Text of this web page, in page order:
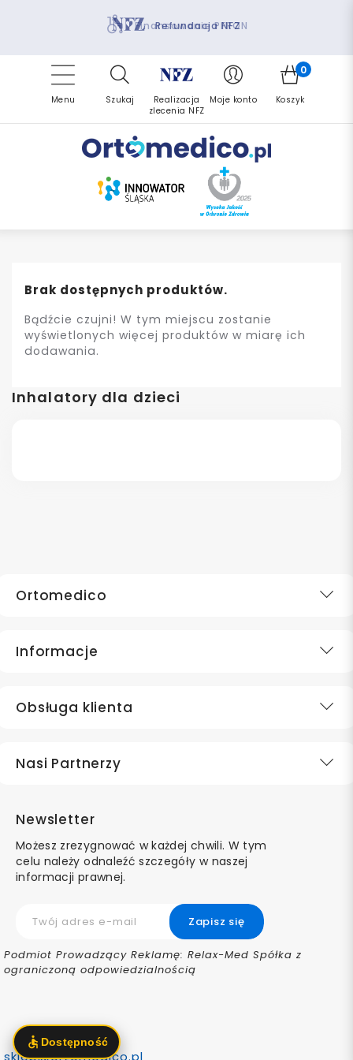
Darmowa dostawa
Pomoc fizjoterapeuty
Finansowanie PFRON
Refundacja NFZ
Zrealizuj zlecenie ponownie
Menu Szukaj
Realizacja
zlecenia NFZ
Moje konto
0
Koszyk
Inhalatory dla dzieci
Brak dostępnych produktów.
Bądźcie czujni! W tym miejscu zostanie
wyświetlonych więcej produktów w miarę ich
dodawania.
Ortomedico
Informacje
Obsługa klienta
Nasi Partnerzy
Newsletter
Możesz zrezygnować w każdej chwili. W tym
celu należy odnaleźć szczegóły w naszej
informacji prawnej.
Podmiot Prowadzący Reklamę: Relax-Med Spółka z
ograniczoną odpowiedzialnością
sklep@ortomedico.pl